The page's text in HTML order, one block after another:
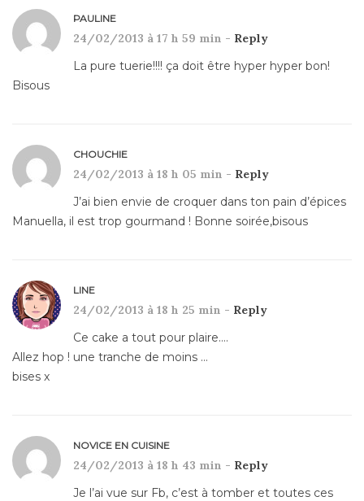
PAULINE
24/02/2013 à 17 h 59 min - Reply
La pure tuerie!!!! ça doit être hyper hyper bon!
Bisous
CHOUCHIE
24/02/2013 à 18 h 05 min - Reply
J’ai bien envie de croquer dans ton pain d’épices
Manuella, il est trop gourmand ! Bonne soirée,bisous
LINE
24/02/2013 à 18 h 25 min - Reply
Ce cake a tout pour plaire….
Allez hop ! une tranche de moins …
bises x
NOVICE EN CUISINE
24/02/2013 à 18 h 43 min - Reply
Je l’ai vue sur Fb, c’est à tomber et toutes ces